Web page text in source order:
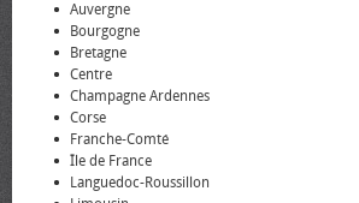
Auvergne
Bourgogne
Bretagne
Centre
Champagne Ardennes
Corse
Franche-Comté
Île de France
Languedoc-Roussillon